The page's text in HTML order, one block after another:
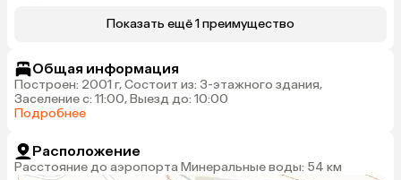
Показать ещё 1 преимущество
Общая информация
Построен: 2001 г, Состоит из: 3-этажного здания,
Заселение с: 11:00, Выезд до: 10:00
Подробнее
Расположение
Расстояние до аэропорта Минеральные воды: 54 км